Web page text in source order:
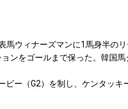
ウィナーズマンに1馬身半の
ンをゴールまで保った。韓国馬
ー（G2）を制し、ケンタッキ